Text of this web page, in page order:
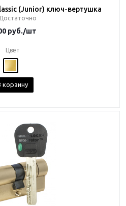
(Junior) ключ-вертушка
Достаточно
руб./шт
Цвет
корзину